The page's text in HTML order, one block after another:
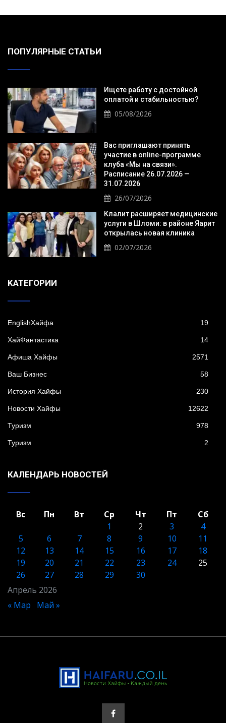
ПОПУЛЯРНЫЕ СТАТЬИ
Ищете работу с достойной
оплатой и стабильностью?
05/08/2026
Вас приглашают принять
участие в online-программе
клуба «Мы на связи».
Расписание 26.07.2026 —
31.07.2026
26/07/2026
Клалит расширяет медицинские
услуги в Шломи: в районе Яарит
открылась новая клиника
02/07/2026
KАТЕГОРИИ
EnglishХайфа 19
XайФантастика 14
Афиша Хайфы 2571
Ваш Бизнес 58
История Хайфы 230
Новости Хайфы 12622
Туризм 978
Туризм 2
КАЛЕНДАРЬ НОВОСТЕЙ
Апрель 2026
Вс Пн Вт Ср Чт Пт
Сб
1
2 3
4
5
6 7 8 9 10
11
12
13 14 15 16 17
18
19
20 21 22 23 24
25
26
27 28 29 30
« Мар Май »